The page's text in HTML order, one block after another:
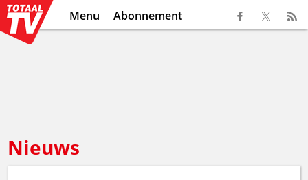
Menu Abonnement
Nieuws